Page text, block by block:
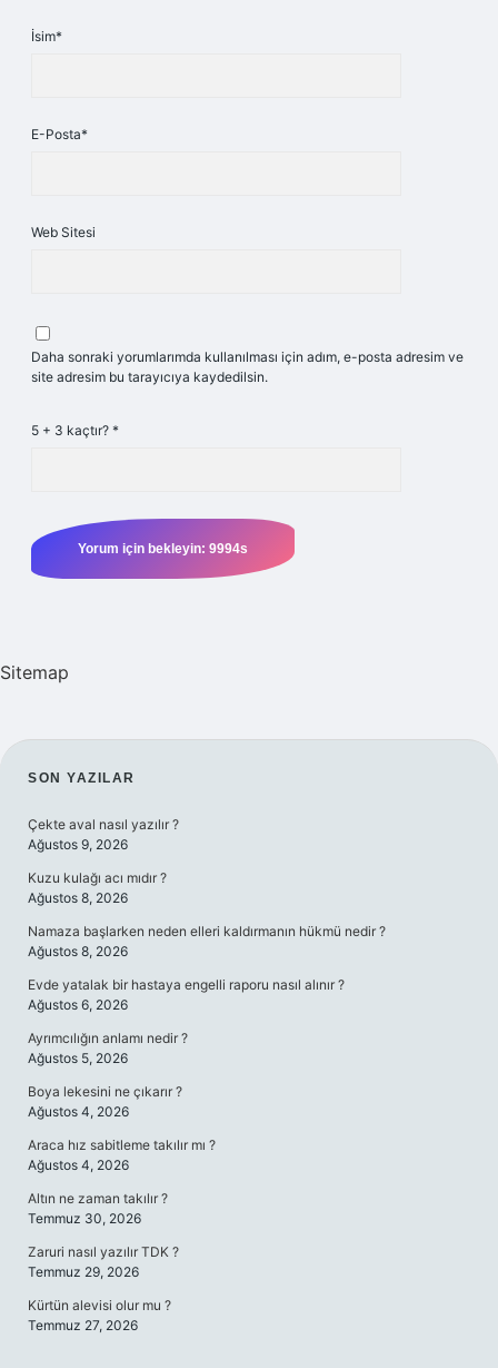
İsim*
E-Posta*
Web Sitesi
Daha sonraki yorumlarımda kullanılması için adım, e-posta adresim ve
site adresim bu tarayıcıya kaydedilsin.
5 + 3 kaçtır? *
Sitemap
SIDEBAR
SON YAZILAR
Çekte aval nasıl yazılır ?
Ağustos 9, 2026
Kuzu kulağı acı mıdır ?
Ağustos 8, 2026
Namaza başlarken neden elleri kaldırmanın hükmü nedir ?
Ağustos 8, 2026
Evde yatalak bir hastaya engelli raporu nasıl alınır ?
Ağustos 6, 2026
Ayrımcılığın anlamı nedir ?
Ağustos 5, 2026
Boya lekesini ne çıkarır ?
Ağustos 4, 2026
Araca hız sabitleme takılır mı ?
Ağustos 4, 2026
Altın ne zaman takılır ?
Temmuz 30, 2026
Zaruri nasıl yazılır TDK ?
Temmuz 29, 2026
Kürtün alevisi olur mu ?
Temmuz 27, 2026